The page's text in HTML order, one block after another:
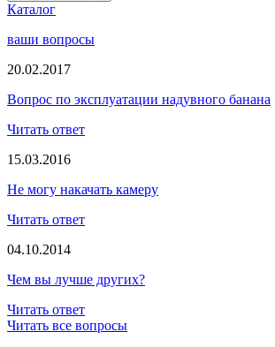
Каталог
ваши вопросы
20.02.2017
Вопрос по эксплуатации надувного банана
Читать ответ
15.03.2016
Не могу накачать камеру
Читать ответ
04.10.2014
Чем вы лучше других?
Читать ответ
Читать все вопросы